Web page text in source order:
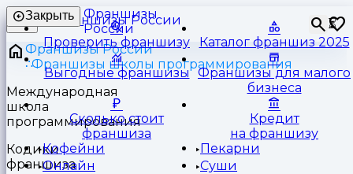
Франшизы
России
⏳
Закрыть
Проверить франшизу Каталог франшиз 2025
Выгодные франшизы
Франшизы для малого
бизнеса
Сколько стоит
франшиза
Кредит
на франшизу
Кофейни
Пекарни
Онлайн
Суши
Франшизы России
Франшизы школы программирования
Международная
школа
программирования
Кодики
франшиза